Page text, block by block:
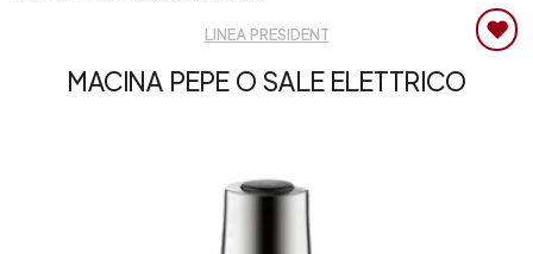
LINEA PRESIDENT
MACINA PEPE O SALE ELETTRICO